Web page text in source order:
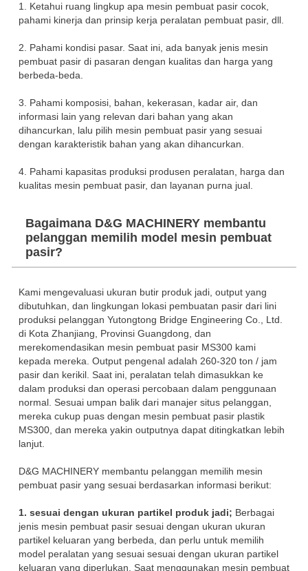
1. Ketahui ruang lingkup apa mesin pembuat pasir cocok,
pahami kinerja dan prinsip kerja peralatan pembuat pasir, dll.
2. Pahami kondisi pasar. Saat ini, ada banyak jenis mesin
pembuat pasir di pasaran dengan kualitas dan harga yang
berbeda-beda.
3. Pahami komposisi, bahan, kekerasan, kadar air, dan
informasi lain yang relevan dari bahan yang akan
dihancurkan, lalu pilih mesin pembuat pasir yang sesuai
dengan karakteristik bahan yang akan dihancurkan.
4. Pahami kapasitas produksi produsen peralatan, harga dan
kualitas mesin pembuat pasir, dan layanan purna jual.
Bagaimana D&G MACHINERY membantu
pelanggan memilih model mesin pembuat
pasir?
Kami mengevaluasi ukuran butir produk jadi, output yang
dibutuhkan, dan lingkungan lokasi pembuatan pasir dari lini
produksi pelanggan Yutongtong Bridge Engineering Co., Ltd.
di Kota Zhanjiang, Provinsi Guangdong, dan
merekomendasikan mesin pembuat pasir MS300 kami
kepada mereka. Output pengenal adalah 260-320 ton / jam
pasir dan kerikil. Saat ini, peralatan telah dimasukkan ke
dalam produksi dan operasi percobaan dalam penggunaan
normal. Sesuai umpan balik dari manajer situs pelanggan,
mereka cukup puas dengan mesin pembuat pasir plastik
MS300, dan mereka yakin outputnya dapat ditingkatkan lebih
lanjut.
D&G MACHINERY membantu pelanggan memilih mesin
pembuat pasir yang sesuai berdasarkan informasi berikut:
1. sesuai dengan ukuran partikel produk jadi; Berbagai
jenis mesin pembuat pasir sesuai dengan ukuran ukuran
partikel keluaran yang berbeda, dan perlu untuk memilih
model peralatan yang sesuai sesuai dengan ukuran partikel
keluaran yang diperlukan. Saat menggunakan mesin pembuat